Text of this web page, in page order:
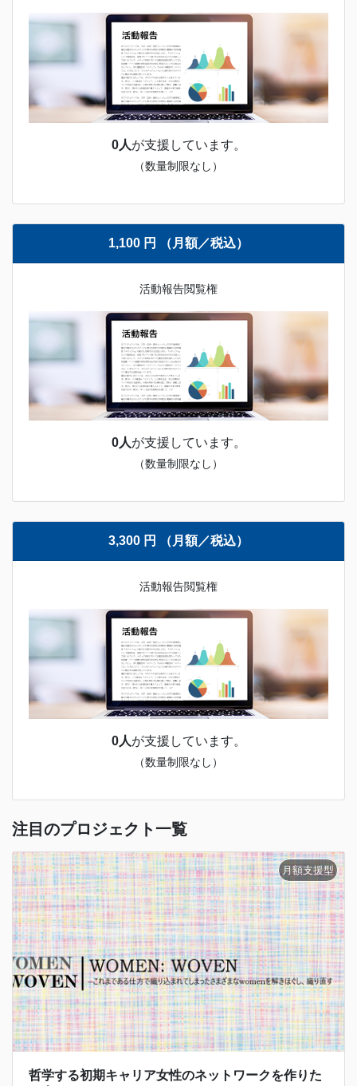
0人が支援しています。
（数量制限なし）
1,100 円 （月額／税込）
活動報告閲覧権
0人が支援しています。
（数量制限なし）
3,300 円 （月額／税込）
活動報告閲覧権
0人が支援しています。
（数量制限なし）
注目のプロジェクト一覧
哲学する初期キャリア女性のネットワークを作りた